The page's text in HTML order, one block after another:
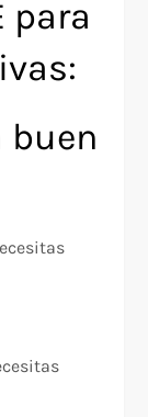
para
buen